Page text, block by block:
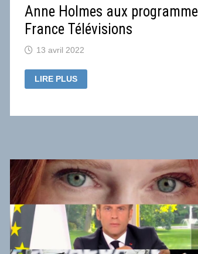
Anne Holmes aux
France Télévisions
13 avril 2022
ANNE
HOLMES AUX
TÉLÉVISIONS
LIRE PLUS